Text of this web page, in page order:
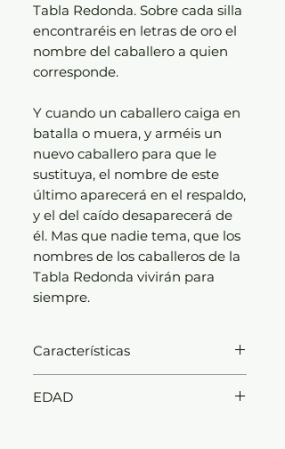
Tabla Redonda. Sobre cada silla
encontraréis en letras de oro el
nombre del caballero a quien
corresponde.
Y cuando un caballero caiga en
batalla o muera, y arméis un
nuevo caballero para que le
sustituya, el nombre de este
último aparecerá en el respaldo,
y el del caído desaparecerá de
él. Mas que nadie tema, que los
nombres de los caballeros de la
Tabla Redonda vivirán para
siempre.
Características
Temática: Juvenil | A partir de 12
EDAD